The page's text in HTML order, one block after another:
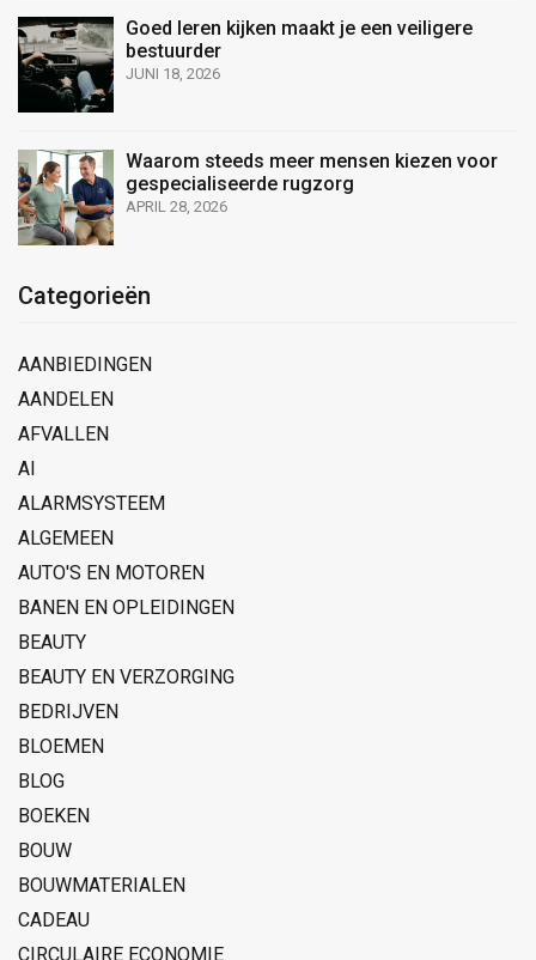
Goed leren kijken maakt je een veiligere
bestuurder
JUNI 18, 2026
Waarom steeds meer mensen kiezen voor
gespecialiseerde rugzorg
APRIL 28, 2026
Categorieën
AANBIEDINGEN
AANDELEN
AFVALLEN
AI
ALARMSYSTEEM
ALGEMEEN
AUTO'S EN MOTOREN
BANEN EN OPLEIDINGEN
BEAUTY
BEAUTY EN VERZORGING
BEDRIJVEN
BLOEMEN
BLOG
BOEKEN
BOUW
BOUWMATERIALEN
CADEAU
CIRCULAIRE ECONOMIE